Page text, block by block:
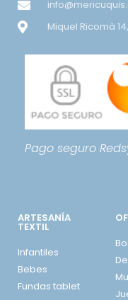
Miquel Ricomà
Pago seguro
ARTESANÍA
TEXTIL
Infantiles
Bebes
Fundas tablet